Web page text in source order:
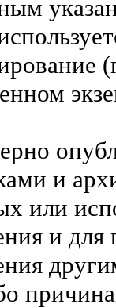
и
или
и для